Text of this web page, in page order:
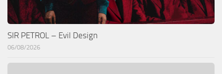
SIR PETROL – Evil Design
06/08/2026